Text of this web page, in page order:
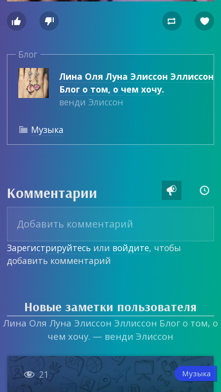
   
Блог
Лина Оля Луна Элиссон Эллиссон
Блог о том, о чем хочу.
венди Элиссон
 Музыка
Комментарии  
Зарегистрируйтесь или войдите, чтобы
добавить комментарий
Новые заметки пользователя
Лина Оля Луна Элиссон Эллиссон Блог о том, о
чем хочу. — венди Элиссон
 21 Музыка